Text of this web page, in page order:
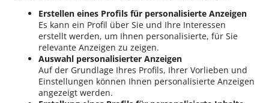
Erstellen eines Profils für personalisierte Anzeigen
Es kann ein Profil über Sie und Ihre Interessen
erstellt werden, um Ihnen personalisierte, für Sie
relevante Anzeigen zu zeigen.
Auswahl personalisierter Anzeigen
Auf der Grundlage Ihres Profils, Ihrer Vorlieben und
Einstellungen können Ihnen personalisierte Anzeigen
angezeigt werden.